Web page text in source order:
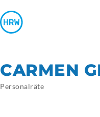
CARMEN
Personalräte